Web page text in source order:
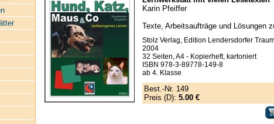
Karin Pfeiffer
Texte, Arbeitsaufträge und Lösungen
Stolz Verlag, Edition Lendersdorfer
2004
32 Seiten, A4 - Kopierheft, kartoniert
ISBN 978-3-89778-149-8
ab 4. Klasse
Best.-Nr. 149
Preis (D): 5.00 €